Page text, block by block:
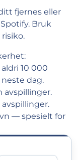
fjernes eller
Bruk
10 000
dag.
avspillinger.
— spesielt for